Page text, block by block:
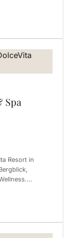
Spa
Resort in